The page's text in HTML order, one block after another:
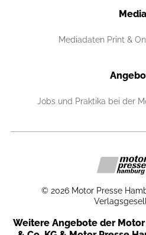
Media
Mediadaten Print &
Jobs und Praktika bei der
© 2026 Motor Presse
Weitere Angebote der